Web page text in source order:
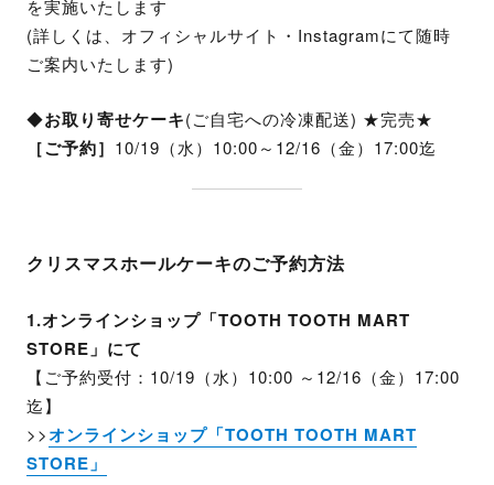
を実施いたします
(詳しくは、オフィシャルサイト・Instagramにて随時
ご案内いたします)
◆お取り寄せケーキ(ご自宅への冷凍配送) ★完売★
［ご予約］ 10/19（水）10:00～12/16（金）17:00迄
クリスマスホールケーキのご予約方法
1.オンラインショップ「TOOTH TOOTH MART
STORE」にて
【ご予約受付：10/19（水）10:00 ～12/16（金）17:00
迄】
>>オンラインショップ「TOOTH TOOTH MART
STORE」